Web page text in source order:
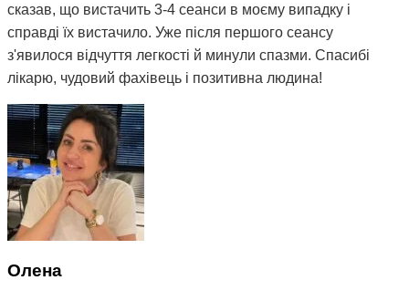
сказав, що вистачить 3-4 сеанси в моєму випадку і
справді їх вистачило. Уже після першого сеансу
з'явилося відчуття легкості й минули спазми. Спасибі
лікарю, чудовий фахівець і позитивна людина!
Олена